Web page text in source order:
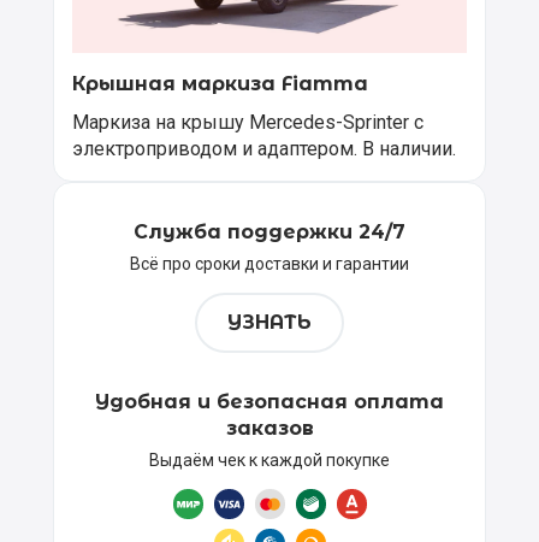
Крышная маркиза Fiamma
Маркиза на крышу Mercedes-Sprinter с
электроприводом и адаптером. В наличии.
Служба поддержки 24/7
Всё про сроки доставки и гарантии
УЗНАТЬ
Удобная и безопасная оплата
заказов
Выдаём чек к каждой покупке